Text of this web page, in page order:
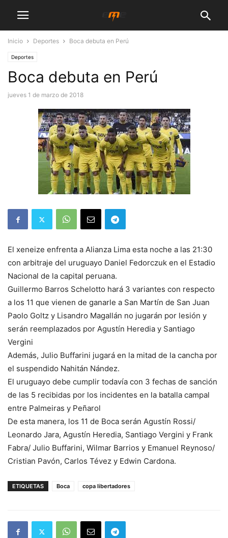
Inicio Deportes Boca debuta en Perú
Deportes
Boca debuta en Perú
jueves 1 de marzo de 2018
El xeneize enfrenta a Alianza Lima esta noche a las 21:30
con arbitraje del uruguayo Daniel Fedorczuk en el Estadio
Nacional de la capital peruana.
Guillermo Barros Schelotto hará 3 variantes con respecto
a los 11 que vienen de ganarle a San Martín de San Juan
Paolo Goltz y Lisandro Magallán no jugarán por lesión y
serán reemplazados por Agustín Heredia y Santiago
Vergini
Además, Julio Buffarini jugará en la mitad de la cancha por
el suspendido Nahitán Nández.
El uruguayo debe cumplir todavía con 3 fechas de sanción
de las 5 recibidas por los incidentes en la batalla campal
entre Palmeiras y Peñarol
De esta manera, los 11 de Boca serán Agustín Rossi/
Leonardo Jara, Agustín Heredia, Santiago Vergini y Frank
Fabra/ Julio Buffarini, Wilmar Barrios y Emanuel Reynoso/
Cristian Pavón, Carlos Tévez y Edwin Cardona.
ETIQUETAS Boca copa libertadores